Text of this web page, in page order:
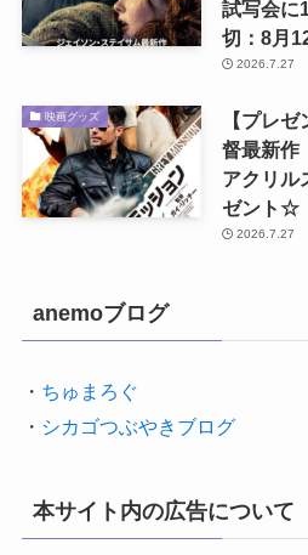
試写会に
切：8月
2026.7.27
映画グッズ
【プレ
督最新作
アクリル
ゼント☆
2026.7.27
anemoブログ
・ ちゅまろぐ
・ シカゴつぶやきブログ
本サイト内の広告について